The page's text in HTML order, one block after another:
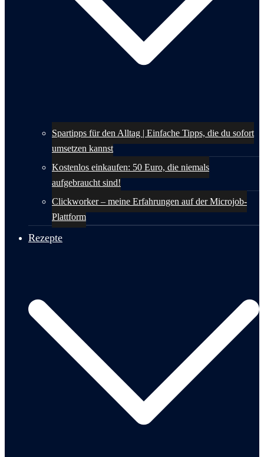
Spartipps für den Alltag | Einfache Tipps, die du sofort
umsetzen kannst
Kostenlos einkaufen: 50 Euro, die niemals
aufgebraucht sind!
Clickworker – meine Erfahrungen auf der Microjob-
Plattform
Rezepte